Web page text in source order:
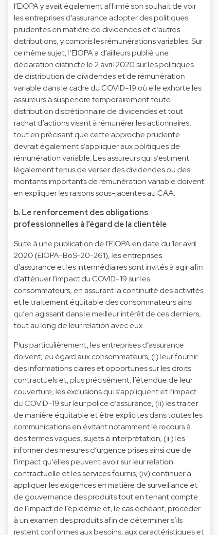
l’EIOPA y avait également affirmé son souhait de voir
les entreprises d’assurance adopter des politiques
prudentes en matière de dividendes et d’autres
distributions, y compris les rémunérations variables. Sur
ce même sujet, l’EIOPA a d’ailleurs publié une
déclaration distincte le 2 avril 2020 sur les politiques
de distribution de dividendes et de rémunération
variable dans le cadre du COVID-19 où elle exhorte les
assureurs à suspendre temporairement toute
distribution discrétionnaire de dividendes et tout
rachat d’actions visant à rémunérer les actionnaires,
tout en précisant que cette approche prudente
devrait également s’appliquer aux politiques de
rémunération variable. Les assureurs qui s’estiment
légalement tenus de verser des dividendes ou des
montants importants de rémunération variable doivent
en expliquer les raisons sous-jacentes au CAA.
b. Le renforcement des obligations
professionnelles à l’égard de la clientèle
Suite à une publication de l’EIOPA en date du 1er avril
2020 (EIOPA-BoS-20-261), les entreprises
d’assurance et les intermédiaires sont invités à agir afin
d’atténuer l’impact du COVID-19 sur les
consommateurs, en assurant la continuité des activités
et le traitement équitable des consommateurs ainsi
qu’en agissant dans le meilleur intérêt de ces derniers,
tout au long de leur relation avec eux.
Plus particulièrement, les entreprises d’assurance
doivent, eu égard aux consommateurs, (i) leur fournir
des informations claires et opportunes sur les droits
contractuels et, plus précisément, l’étendue de leur
couverture, les exclusions qui s’appliquent et l’impact
du COVID-19 sur leur police d’assurance, (ii) les traiter
de manière équitable et être explicites dans toutes les
communications en évitant notamment le recours à
des termes vagues, sujets à interprétation, (iii) les
informer des mesures d’urgence prises ainsi que de
l’impact qu’elles peuvent avoir sur leur relation
contractuelle et les services fournis, (iv) continuer à
appliquer les exigences en matière de surveillance et
de gouvernance des produits tout en tenant compte
de l’impact de l’épidémie et, le cas échéant, procéder
à un examen des produits afin de déterminer s’ils
restent conformes aux besoins, aux caractéristiques et